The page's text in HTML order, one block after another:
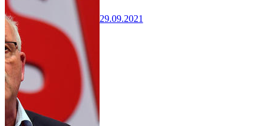
29.09.2021